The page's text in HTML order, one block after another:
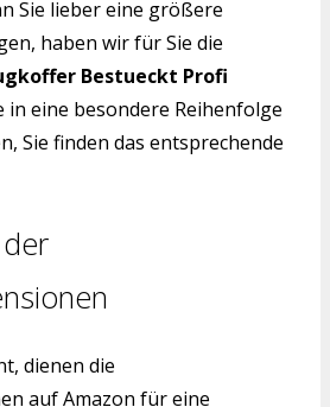
Sie lieber eine größere
haben wir für Sie die
Bestueckt Profi
in eine besondere Reihenfolge
Sie finden das entsprechende
dienen die
auf Amazon für eine